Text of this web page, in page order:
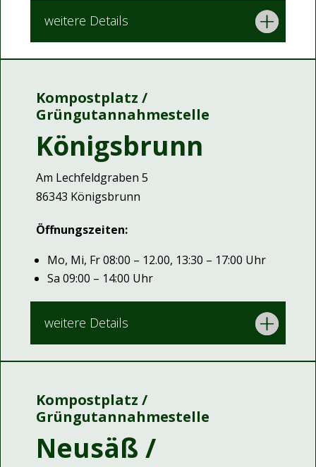
weitere Details
Kompostplatz /
Grüngutannahmestelle
Königsbrunn
Am Lechfeldgraben 5
86343 Königsbrunn
Öffnungszeiten:
Mo, Mi, Fr 08:00 – 12.00, 13:30 – 17:00 Uhr
Sa 09:00 – 14:00 Uhr
weitere Details
Kompostplatz /
Grüngutannahmestelle
Neusäß /